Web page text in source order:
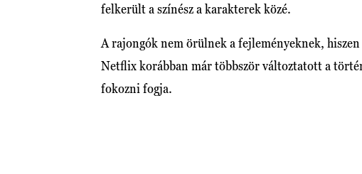
felkerült a színész a karakterek közé.
A rajongók nem örülnek a fejleményeknek,
Netflix korábban már többször változtatott a
fokozni fogja.